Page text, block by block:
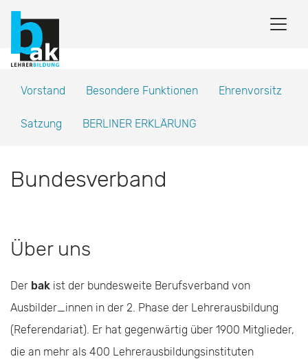
Vorstand Besondere Funktionen Ehrenvorsitz
Satzung BERLINER ERKLÄRUNG
Bundesverband
Über uns
Der bak ist der bundesweite Berufsverband von
Ausbilder_innen in der 2. Phase der Lehrerausbildung
(Referendariat). Er hat gegenwärtig über 1900 Mitglieder,
die an mehr als 400 Lehrerausbildungsinstituten